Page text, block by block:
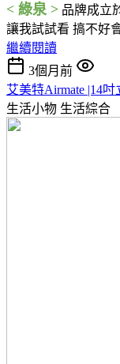
< 綠泉 > 品牌成立
讓我試試看 搞不好
繼續閱讀
3個月前
艾美特Airmate |14
生活小物 生活綜合